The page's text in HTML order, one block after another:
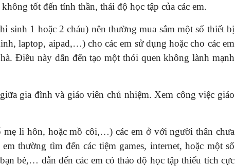
tốt đến tính thần, thái độ học tập của các em.
sinh 1 hoặc 2 cháu) nên thường mua sắm một số thiết bị
laptop, aipad,…) cho các em sử dụng hoặc cho các em
Điều này dẫn đến tạo một thói quen không lành mạnh
gia đình và giáo viên chủ nhiệm. Xem công việc giáo
li hôn, hoặc mồ côi,…) các em ở với người thân chưa
thường tìm đến các tiệm games, internet, hoặc một số
bè,… dẫn đến các em có tháo độ học tập thiếu tích cực